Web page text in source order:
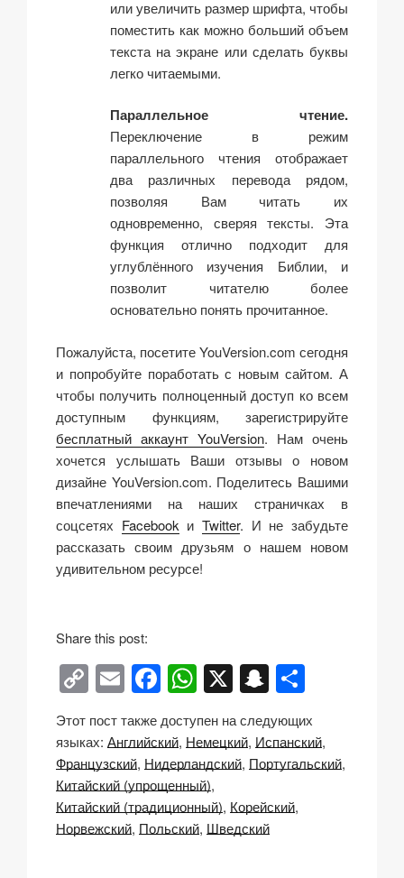
или увеличить размер шрифта, чтобы
поместить как можно больший объем
текста на экране или сделать буквы
легко читаемыми.
Параллельное чтение.
Переключение в режим
параллельного чтения отображает
два различных перевода рядом,
позволяя Вам читать их
одновременно, сверяя тексты. Эта
функция отлично подходит для
углублённого изучения Библии, и
позволит читателю более
основательно понять прочитанное.
Пожалуйста, посетите YouVersion.com сегодня
и попробуйте поработать с новым сайтом. А
чтобы получить полноценный доступ ко всем
доступным функциям, зарегистрируйте
бесплатный аккаунт YouVersion. Нам очень
хочется услышать Ваши отзывы о новом
дизайне YouVersion.com. Поделитесь Вашими
впечатлениями на наших страничках в
соцсетях Facebook иTwitter. И не забудьте
рассказать своим друзьям о нашем новом
удивительном ресурсе!
h
e
t
o
b
u
y
f
Share this post:
C
o
p
y
Li
n
E
m
ail
F
a
c
e
b
o
W
h
at
s
A
p
X S
n
a
p
c
h
тп
р
а
Этот пост также доступен на следующих
языках: Английский Немецкий Испанский
Французский Нидерландский Португальский
Китайский (упрощенный)
Китайский (традиционный) Корейский
Норвежский Польский Шведский